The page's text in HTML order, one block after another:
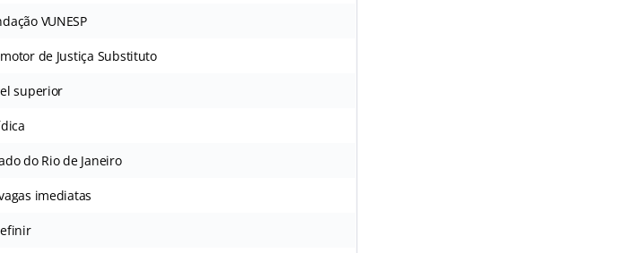
VUNESP
de Justiça Substituto
superior
do Rio de Janeiro
imediatas